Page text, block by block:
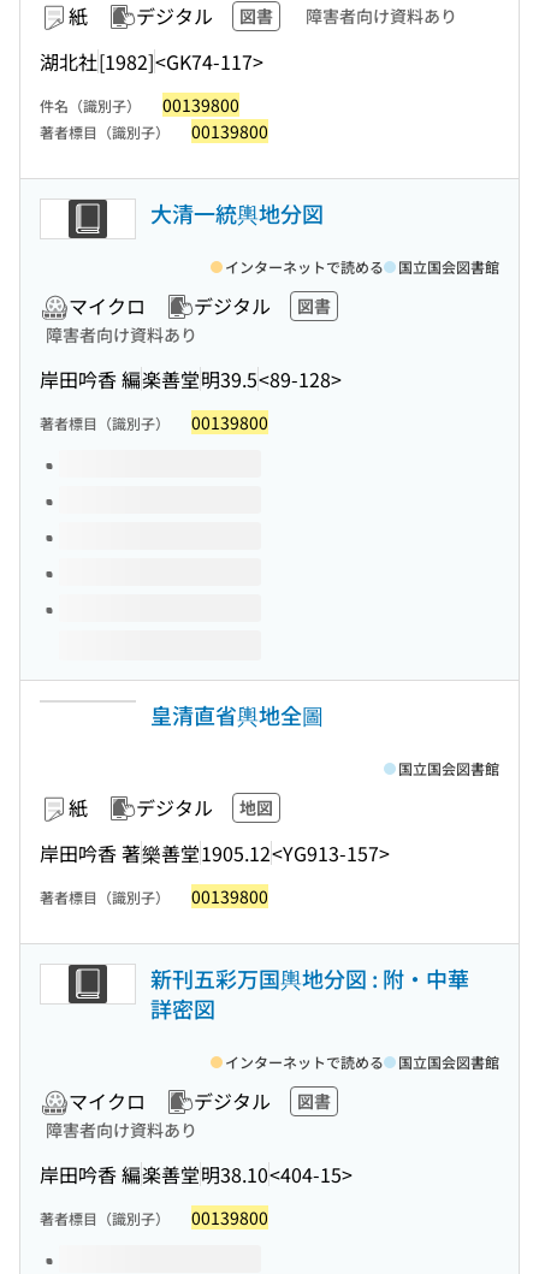
紙 デジタル 図書 障害者向け資料あり
湖北社[1982]<GK74-117>
件名（識別子） 00139800
著者標目（識別子） 00139800
大清一統輿地分図
マイクロ デジタル
図書
障害者向け資料あり
岸田吟香 編楽善堂明39.5<89-128>
インターネットで読める 国立国会図書館
著者標目（識別子） 00139800
このタイトルの巻号
皇清直省輿地全圖
紙 デジタル 地図
岸田吟香 著樂善堂1905.12<YG913-157>
国立国会図書館
著者標目（識別子） 00139800
新刊五彩万国輿地分図 : 附・中華
詳密図
マイクロ デジタル
図書
障害者向け資料あり
岸田吟香 編楽善堂明38.10<404-15>
インターネットで読める 国立国会図書館
著者標目（識別子） 00139800
このタイトルの巻号